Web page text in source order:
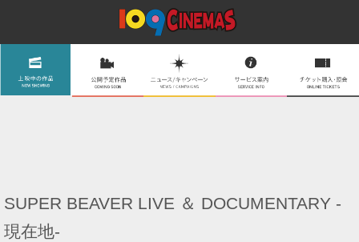
SUPER BEAVER LIVE ＆ DOCUMENTARY -
現在地-